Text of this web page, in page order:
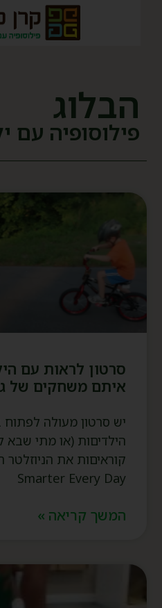
הבלוג
פילוסופיה עם
סרטון לראות עם
איתם משחקים של
יש סרטון מעולה לפתוח
הילדיםות (או מתי שבא
קוראיםות את הניוזלטר
Smarter Every Day
המשך קריאה »